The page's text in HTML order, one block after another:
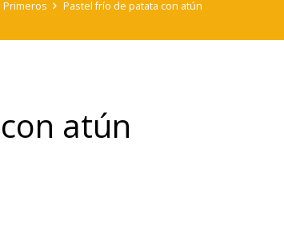
Primeros Pastel frío de patata con atún
atún